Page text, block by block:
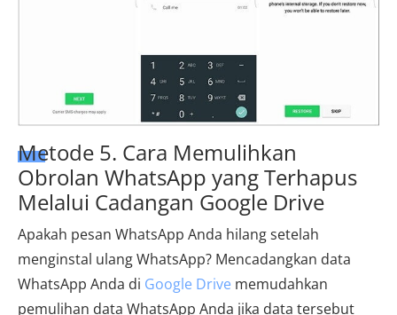
Metode 5. Cara Memulihkan
Obrolan WhatsApp yang Terhapus
Melalui Cadangan Google Drive
Apakah pesan WhatsApp Anda hilang setelah
menginstal ulang WhatsApp? Mencadangkan data
WhatsApp Anda di Google Drive memudahkan
pemulihan data WhatsApp Anda jika data tersebut